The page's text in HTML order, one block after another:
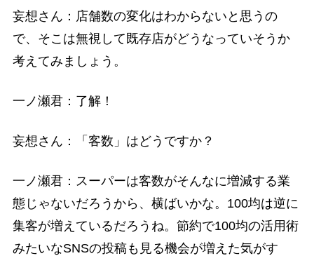
妄想さん：店舗数の変化はわからないと思うの
で、そこは無視して既存店がどうなっていそうか
考えてみましょう。
一ノ瀬君：了解！
妄想さん：「客数」はどうですか？
一ノ瀬君：スーパーは客数がそんなに増減する業
態じゃないだろうから、横ばいかな。100均は逆に
集客が増えているだろうね。節約で100均の活用術
みたいなSNSの投稿も見る機会が増えた気がす